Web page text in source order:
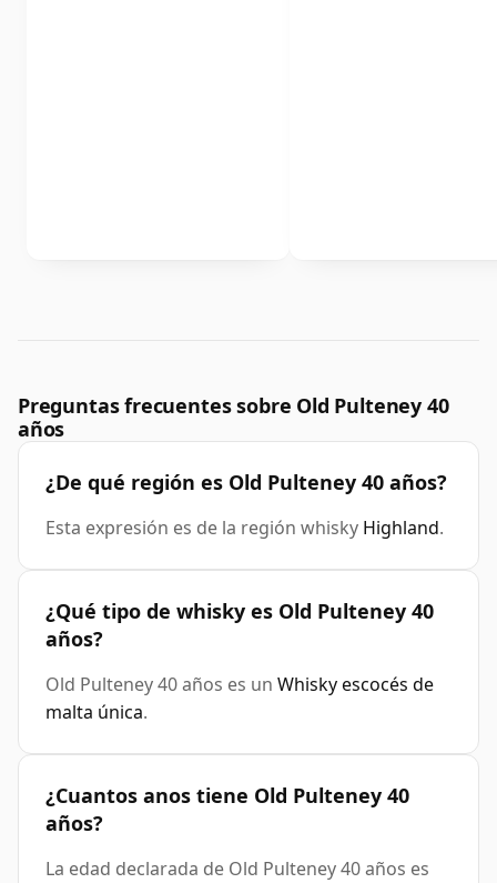
Preguntas frecuentes sobre Old Pulteney 40
años
¿De qué región es Old Pulteney 40 años?
Esta expresión es de la región whisky Highland.
¿Qué tipo de whisky es Old Pulteney 40
años?
Old Pulteney 40 años es un Whisky escocés de
malta única.
¿Cuantos anos tiene Old Pulteney 40
años?
La edad declarada de Old Pulteney 40 años es